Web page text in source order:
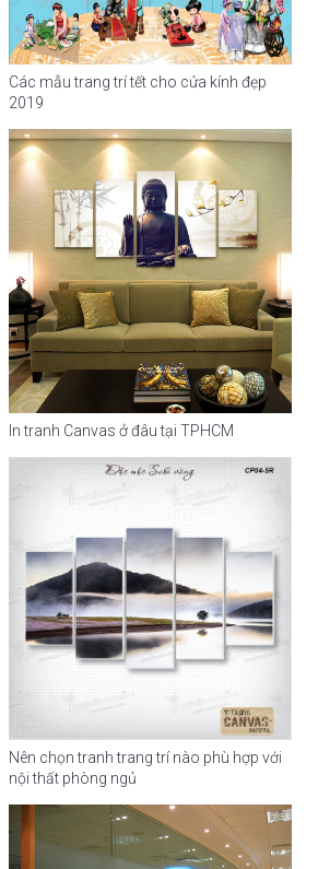
Các mẫu trang trí tết cho cửa kính đẹp
2019
In tranh Canvas ở đâu tại TPHCM
Nên chọn tranh trang trí nào phù hợp với
nội thất phòng ngủ